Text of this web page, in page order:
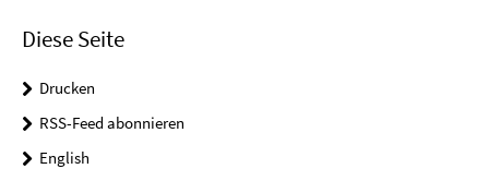
Diese Seite
Drucken
RSS-Feed abonnieren
English